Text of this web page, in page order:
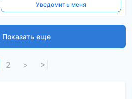
Уведомить меня
Показать еще
2 > >|